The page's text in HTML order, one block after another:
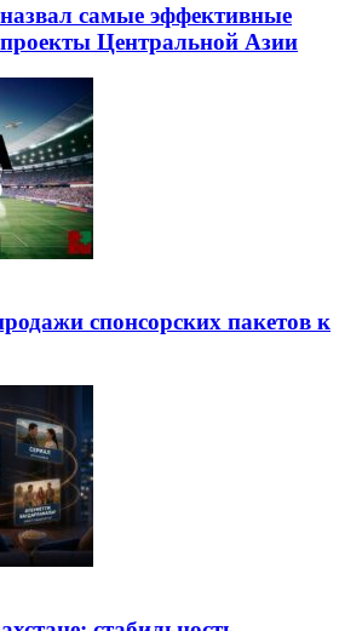
самые эффективные
Центральной Азии
спонсорских пакетов к